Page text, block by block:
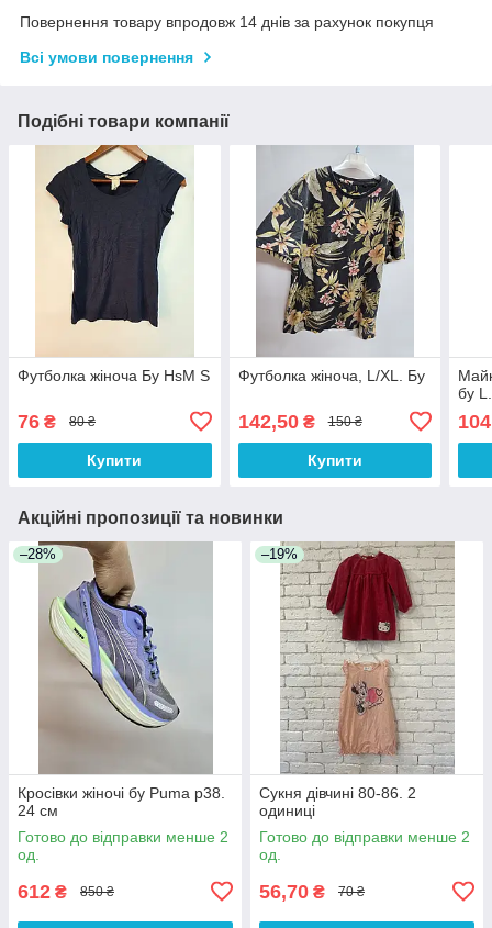
Повернення товару впродовж 14 днів за рахунок покупця
Всі умови повернення
Подібні товари компанії
Футболка жіноча Бу HsM S
76 ₴ 80 ₴
Купити
Футболка жіноча, L/XL. Бу
142,50₴ 150 ₴
Купити
бу
Акційні пропозиції та новинки
–28%
Кросівки жіночі бу Puma р38.
24 см
Готово до відправки менше 2
од.
612 ₴ 850 ₴
–19%
Сукня дівчині 80-86. 2
одиниці
Готово до відправки менше 2
од.
56,70 ₴ 70 ₴